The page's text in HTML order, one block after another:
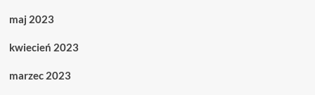
maj 2023
kwiecień 2023
marzec 2023